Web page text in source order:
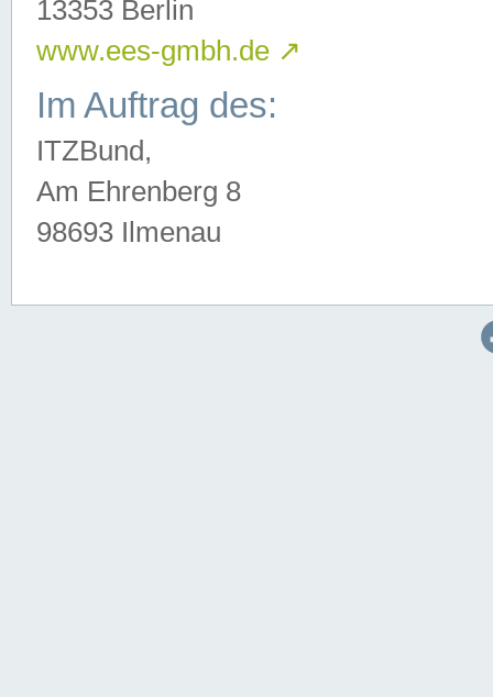
13353 Berlin
www.ees-gmbh.de ↗
Im Auftrag des:
ITZBund,
Am Ehrenberg 8
98693 Ilmenau